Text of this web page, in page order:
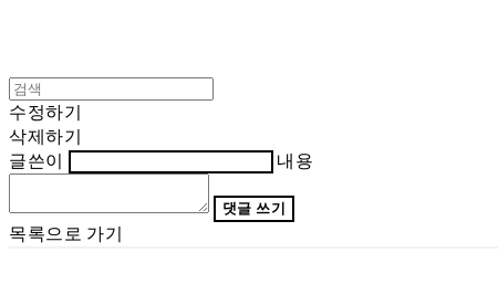
수정하기
삭제하기
글쓴이
내용
댓글 쓰기
목록으로 가기